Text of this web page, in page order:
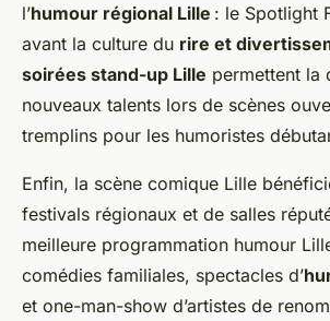
l’humour régional Lille : le Spotlight
avant la culture du rire et
soirées stand-up Lille permettent la
nouveaux talents lors de scènes
tremplins pour les humoristes
Enfin, la scène comique Lille
festivals régionaux et de salles
meilleure programmation humour
comédies familiales, spectacles d’
et one-man-show d’artistes de